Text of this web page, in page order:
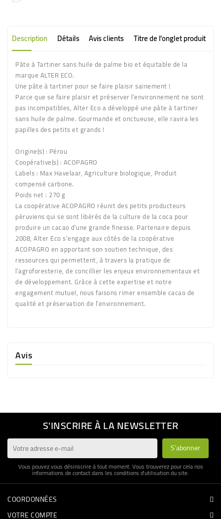
Description Détails Avis clients Titre de l'onglet produit
Pâte à Tartiner sans huile de palme bio et équitable de la
marque ALTER ECO.
Une pâte à tartiner pour se faire plaisir sainement !
Parce que se faire plaisir et préserver l’environnement ne sont
pas incompatibles, Alter Eco a développé une pâte à tartiner
sans huile de palme. Gourmande et onctueuse, elle ravira les
papilles des petits et grands !
Origine(s) : Pérou
Coopérative(s) : ACOPAGRO
Labels : Max Havelaar, Agriculture biologique, Produit
compensé carbone.
Poids net : 270 g
La coopérative ACOPAGRO réunit des petits producteurs
péruviens qui se sont libérés de la culture de la coca pour
produire un cacao d’une grande finesse. Partenaire depuis
2008, Alter Eco s’engage aux côtés de la coopérative
ACOPAGRO en apportant son soutien technique, des
ressources qui permettent, à travers la pratique de
l’agroforesterie, de concillier les enjeux environnementaux et
de développement. Grâce à cette expertise et notre
engagement mutuel, nous faisons rimer ensemble cacao de
qualité et préservation de l’environnement.
Avis
S'INSCRIRE À LA NEWSLETTER
Vous pouvez vous désinscrire à tout moment. Vous trouverez pour cela nos
informations de contact dans les conditions d'utilisation du site.
COORDONNÉES
VOTRE COMPTE